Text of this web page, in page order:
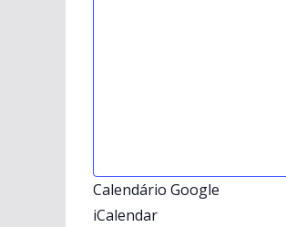
Calendário Google
iCalendar